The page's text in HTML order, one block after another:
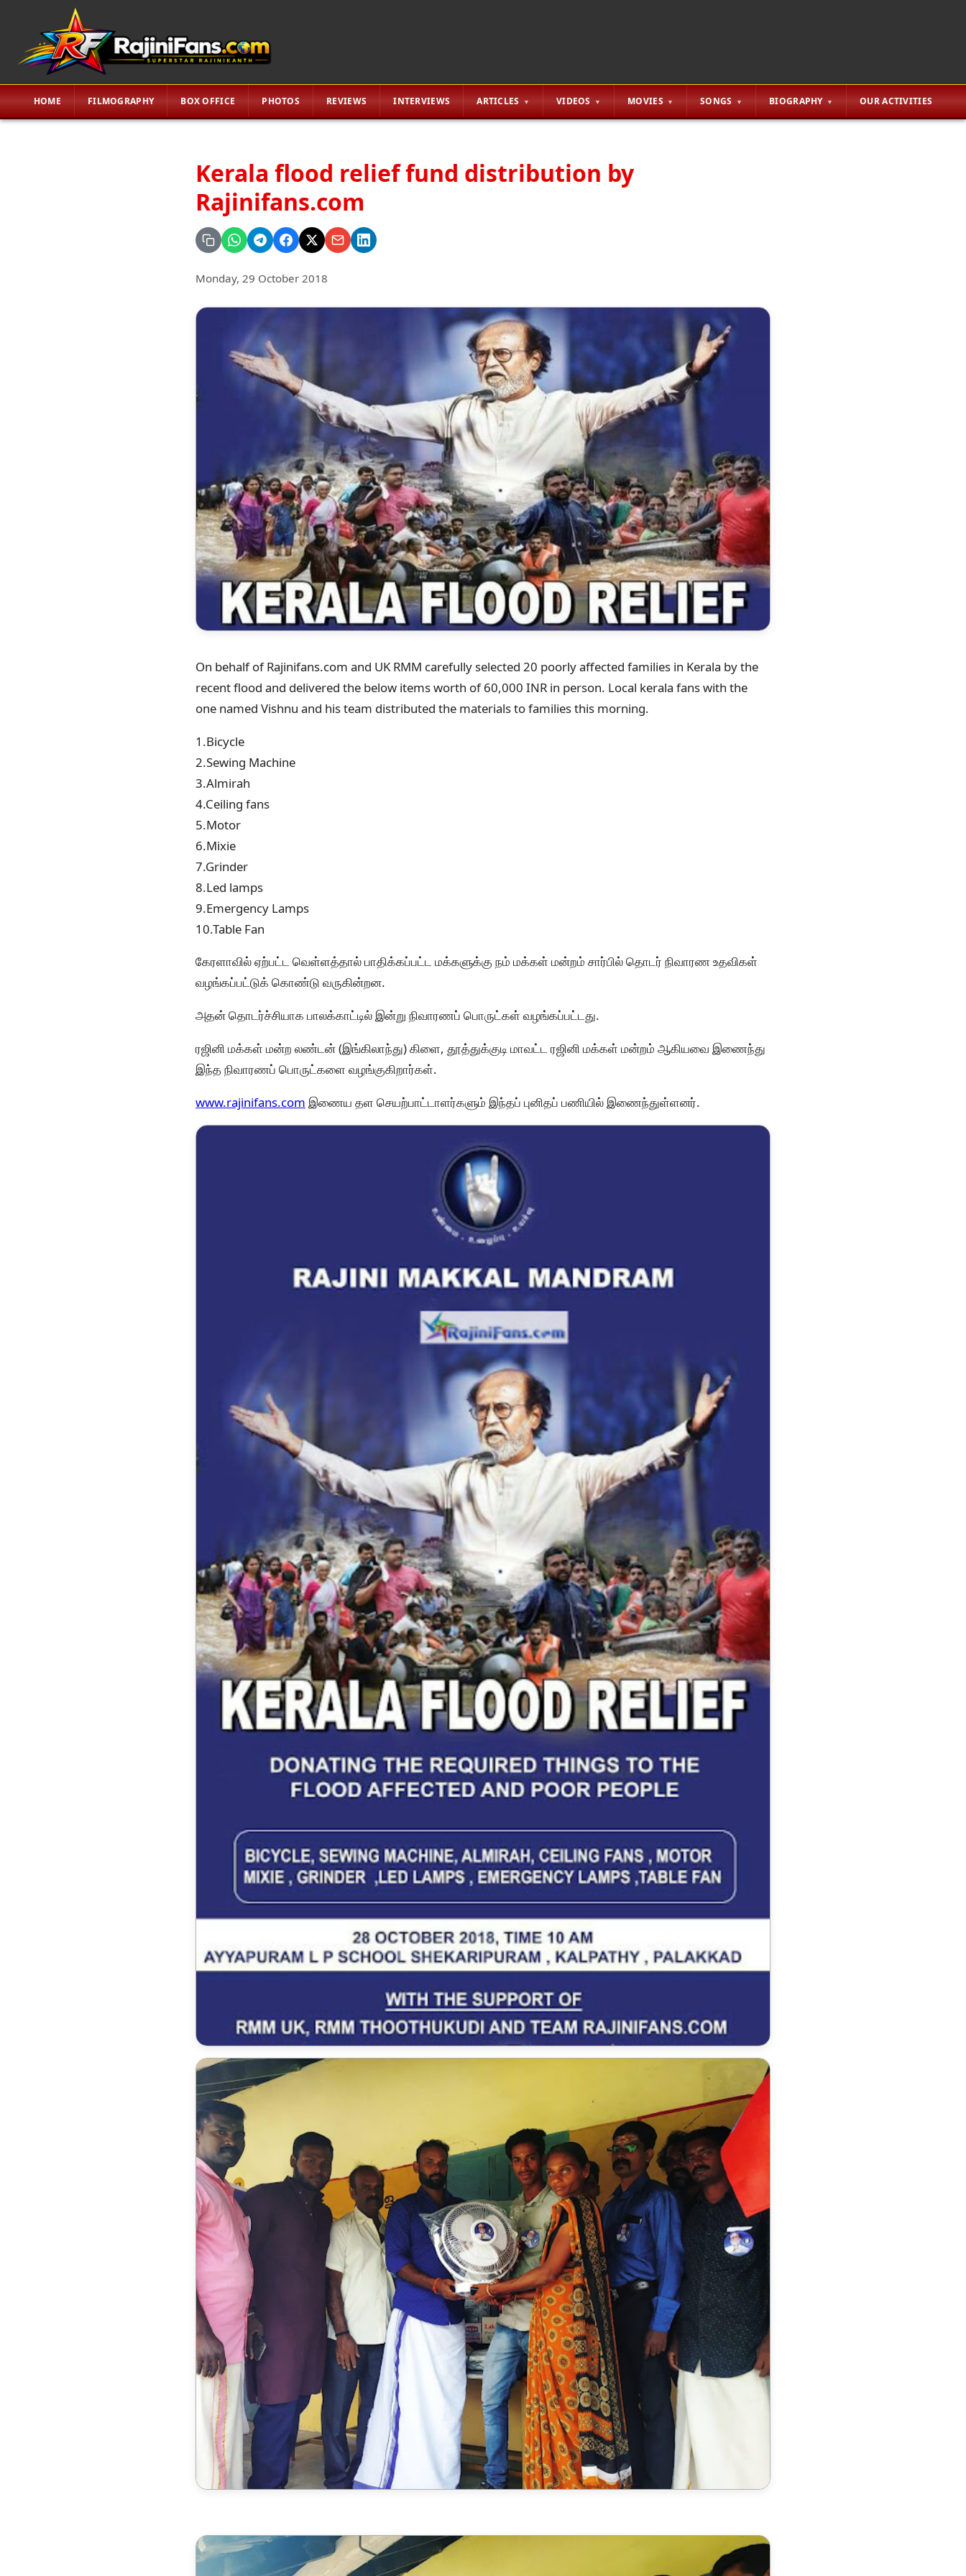
HOME FILMOGRAPHY BOX OFFICE PHOTOS REVIEWS INTERVIEWS ARTICLES VIDEOS MOVIES SONGS BIOGRAPHY OUR ACTIVITIES
Kerala flood relief fund distribution by
Rajinifans.com
Monday, 29 October 2018
On behalf of Rajinifans.com and UK RMM carefully selected 20 poorly affected families in Kerala by the
recent flood and delivered the below items worth of 60,000 INR in person. Local kerala fans with the
one named Vishnu and his team distributed the materials to families this morning.
1.Bicycle
2.Sewing Machine
3.Almirah
4.Ceiling fans
5.Motor
6.Mixie
7.Grinder
8.Led lamps
9.Emergency Lamps
10.Table Fan
கேரளாவில் ஏற்பட்ட வெள்ளத்தால் பாதிக்கப்பட்ட மக்களுக்கு நம் மக்கள் மன்றம் சார்பில் தொடர் நிவாரண உதவிகள்
வழங்கப்பட்டுக் கொண்டு வருகின்றன.
அதன் தொடர்ச்சியாக பாலக்காட்டில் இன்று நிவாரணப் பொருட்கள் வழங்கப்பட்டது.
ரஜினி மக்கள் மன்ற லண்டன் (இங்கிலாந்து) கிளை, தூத்துக்குடி மாவட்ட ரஜினி மக்கள் மன்றம் ஆகியவை இணைந்து
இந்த நிவாரணப் பொருட்களை வழங்குகிறார்கள்.
www.rajinifans.com இணைய தள செயற்பாட்டாளர்களும் இந்தப் புனிதப் பணியில் இணைந்துள்ளனர்.